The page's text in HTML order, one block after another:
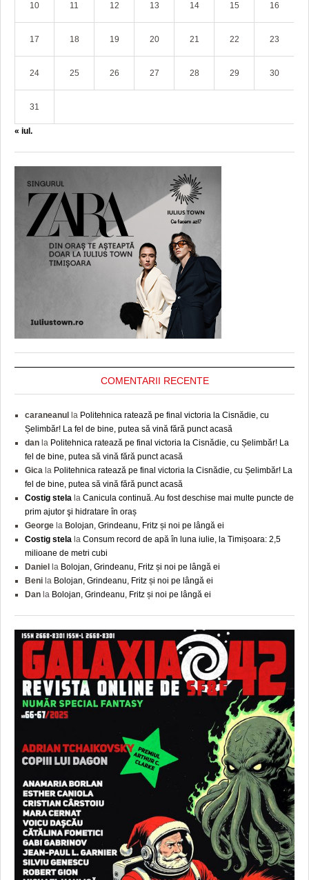
10 11 12 13 14 15 16
17 18 19 20 21 22 23
24 25 26 27 28 29 30
31
« iul.
COMENTARII RECENTE
caraneanul la Politehnica ratează pe final victoria la Cisnădie, cu
Șelimbăr! La fel de bine, putea să vină fără punct acasă
dan la Politehnica ratează pe final victoria la Cisnădie, cu Șelimbăr! La
fel de bine, putea să vină fără punct acasă
Gica la Politehnica ratează pe final victoria la Cisnădie, cu Șelimbăr! La
fel de bine, putea să vină fără punct acasă
Costig stela la Canicula continuă. Au fost deschise mai multe puncte de
prim ajutor şi hidratare în oraș
George la Bolojan, Grindeanu, Fritz și noi pe lângă ei
Costig stela la Consum record de apă în luna iulie, la Timișoara: 2,5
milioane de metri cubi
Daniel
la Bolojan, Grindeanu, Fritz și noi pe lângă ei
Beni la Bolojan, Grindeanu, Fritz și noi pe lângă ei
Dan la Bolojan, Grindeanu, Fritz și noi pe lângă ei